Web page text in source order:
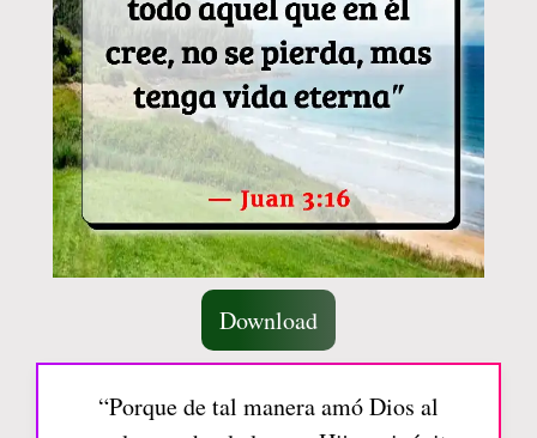
Download
“Porque de tal manera amó Dios al